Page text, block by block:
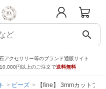
search
アクセサリー等のブランド通販サイト
10,000円以上のご注文で送料無料
ビーズ 【fine】 3mmカットブ